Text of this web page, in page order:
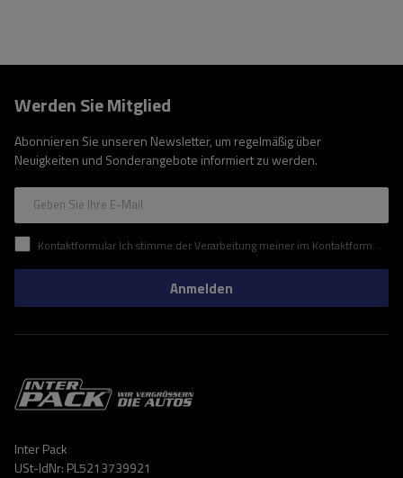
Werden Sie Mitglied
Abonnieren Sie unseren Newsletter, um regelmäßig über
Neuigkeiten und Sonderangebote informiert zu werden.
Geben Sie Ihre E-Mail
Kontaktformular Ich stimme der Verarbeitung meiner im Kontaktformular enthaltenen personenbezogenen Daten gemäß der Verordnung (EU) des Europäischen Parlaments und des Rates zu.
Anmelden
Inter Pack
USt-IdNr: PL5213739921